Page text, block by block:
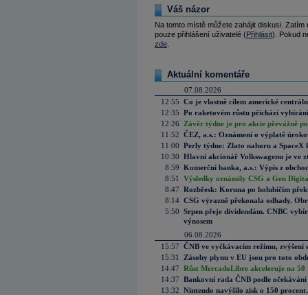
Váš názor
Na tomto místě můžete zahájit diskusi.
pouze přihlášení uživatelé (Přihlásit). Pokud
zde
Aktuální komentáře
07.08.2026
12:55 Co je vlastně cílem americké
12:35 Po raketovém růstu přichází
12:26
Závěr týdne je pro akcie převážně
11:52 ČEZ, a.s.: Oznámení o výplatě
11:00 Perly týdne: Zlato nahoru a SpaceX
10:30 Hlavní akcionář Volkswagenu je ve
8:59 Komerční banka, a.s.: Výpis z
8:51
Výsledky oznámily CSG a Gen
8:47 Rozbřesk: Koruna po holubičím
8:14 CSG výrazně překonala odhady.
5:50 Srpen přeje dividendám. CNBC
výnosem
06.08.2026
15:57 ČNB ve vyčkávacím režimu, zvýšení
15:31
Zásoby plynu v EU jsou pro toto
14:47 Růst MercadoLibre akceleruje na
14:37 Bankovní rada ČNB podle
13:32 Nintendo navýšilo zisk o 150